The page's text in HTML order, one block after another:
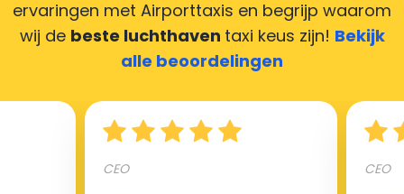
maken door uw feedback achter te laten en wij
zorgen ervoor dat uw chauffeur deze krijgt.
Hoeveel kost een luchthaven taxi transfer?
ervaringen met Airporttaxis en begrijp waarom
wij de beste luchthaven taxi keus zijn! Bekijk
alle beoordelingen
CEO CEO